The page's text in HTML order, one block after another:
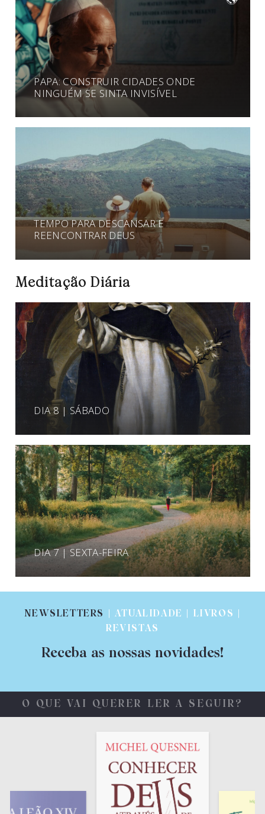
PAPA: CONSTRUIR CIDADES ONDE
NINGUÉM SE SINTA INVISÍVEL
TEMPO PARA DESCANSAR E
REENCONTRAR DEUS
Meditação Diária
DIA 8 | SÁBADO
DIA 7 | SEXTA-FEIRA
NEWSLETTERS
| ATUALIDADE | LIVROS |
REVISTAS
Receba as nossas novidades!
O QUE VAI QUERER LER A SEGUIR?